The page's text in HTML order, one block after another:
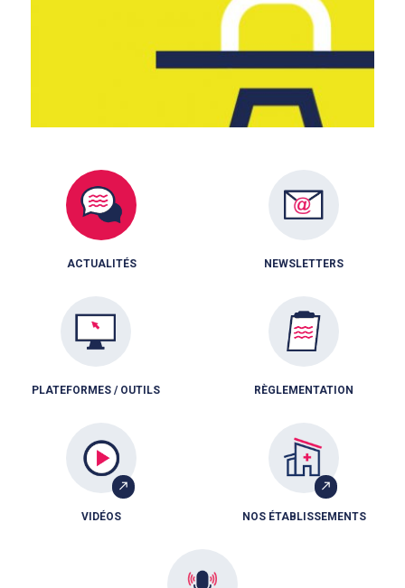
ACTUALITÉS NEWSLETTERS
PLATEFORMES / OUTILS RÈGLEMENTATION
VIDÉOS NOS ÉTABLISSEMENTS